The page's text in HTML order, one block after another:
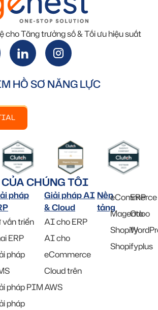
cho Tăng trưởng số & Tối ưu hiệu suất
HỒ SƠ NĂNG LỰC
CHÚNG TÔI
pháp
vấn triển
ERP
pháp
pháp PIM
pháp
Giải pháp AI
& Cloud
AI cho ERP
AI cho
eCommerce
Cloud trên
AWS
Nền
tảng
eCommerce
Magento
Shopify
Shopifyplus
ERP
Odoo